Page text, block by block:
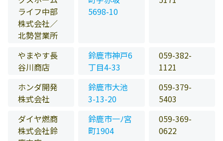
ライフ中部
株式会社／
北勢営業所
5698-10
やまやす長
谷川商店
鈴鹿市神戸6
丁目4-33
059-382-
1121
ホンダ開発
株式会社
鈴鹿市大池
3-13-20
059-379-
5403
ダイヤ燃商
株式会社鈴
鈴鹿市一ﾉ宮
町1904
059-369-
0622